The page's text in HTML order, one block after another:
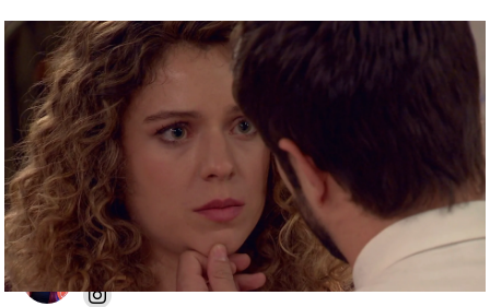
Capítulo de hoy de Amar es para siempre;
29 de septiembre de 2023: momentos
decisivos
Desirée Castillo